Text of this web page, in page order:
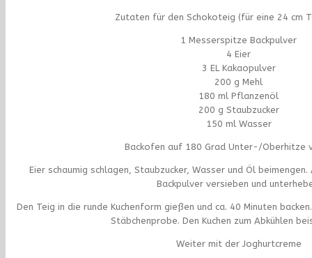
Zutaten für den Schokoteig (für eine 24 cm
1 Messerspitze Backpulver
4 Eier
3 EL Kakaopulver
200 g Mehl
180 ml Pflanzenöl
200 g Staubzucker
150 ml Wasser
Backofen auf 180 Grad Unter-/Oberhitze
Eier schaumig schlagen, Staubzucker, Wasser und Öl
Backpulver versieben und
Den Teig in die runde Kuchenform gießen und ca. 40 Minuten
Stäbchenprobe. Den Kuchen zum Abkühlen
Weiter mit der Joghurtcreme